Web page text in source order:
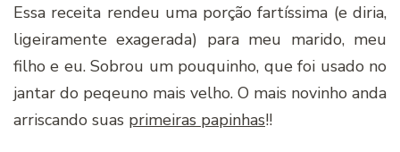
Essa receita rendeu uma porção fartíssima (e diria,
ligeiramente exagerada) para meu marido, meu
filho e eu. Sobrou um pouquinho, que foi usado no
jantar do peqeuno mais velho. O mais novinho anda
arriscando suas primeiras papinhas!!